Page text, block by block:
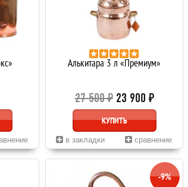
Алькитара 3 л «Премиум»
27 500 ₽ 23 900 ₽
КУПИТЬ
в закладки сравнение
-9%